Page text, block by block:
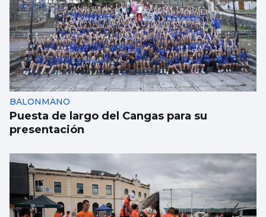
CCOO denuncia que 55.000 trabajadores
gallegos trabajan horas extras cada semana
y cuatro de cada diez no las cobran
BALONMANO
Puesta de largo del Cangas para su
presentación